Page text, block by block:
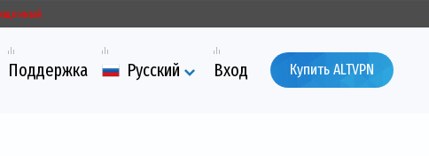
Поддержка Русский Вход Купить ALTVPN